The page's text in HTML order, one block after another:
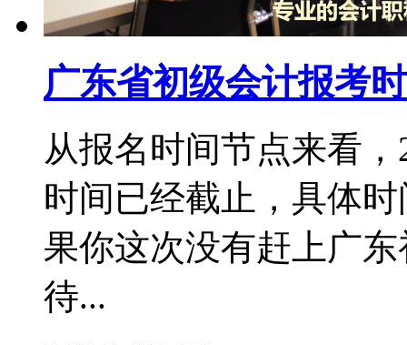
广东省初级会计报考
从报名时间节点来看
时间已经截止，具体
果你这次没有赶上广
待...